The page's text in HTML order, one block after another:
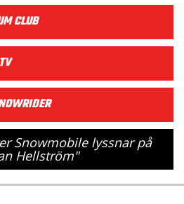
CLUB
Snowmobile lyssnar på
Hellström"